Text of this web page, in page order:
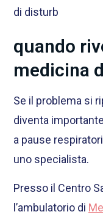
di disturb
quando
medicina
Se il problema si
diventa
a pause
uno specialista.
Presso il Centro
l’ambulatorio di